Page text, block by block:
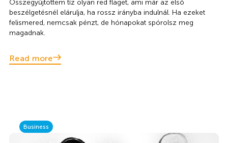
Összegyűjtöttem tíz olyan red flaget, ami már az első
beszélgetésnél elárulja, ha rossz irányba indulnál. Ha ezeket
felismered, nemcsak pénzt, de hónapokat spórolsz meg
magadnak.
Read more
Business